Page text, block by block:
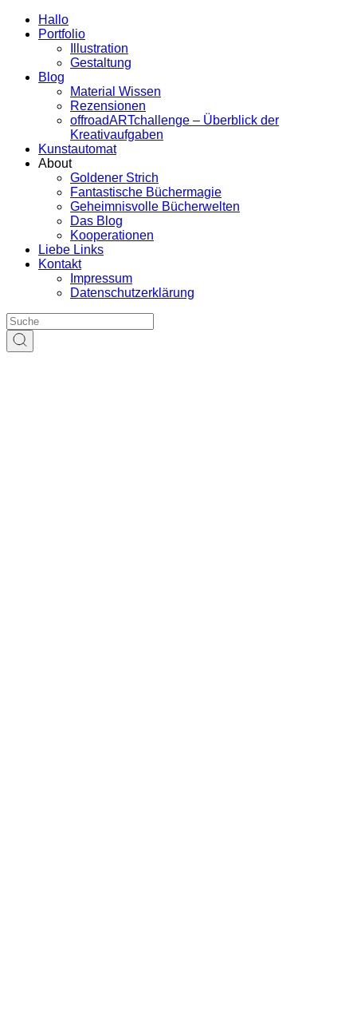
Hallo
Portfolio
Illustration
Gestaltung
Blog
Material Wissen
Rezensionen
offroadARTchallenge – Überblick der
Kreativaufgaben
Kunstautomat
About
Goldener Strich
Fantastische Büchermagie
Geheimnisvolle Bücherwelten
Das Blog
Kooperationen
Liebe Links
Kontakt
Impressum
Datenschutzerklärung